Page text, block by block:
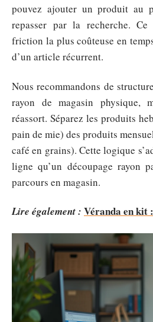
pouvez ajouter un produit au
repasser par la recherche.
friction la plus coûteuse en
d’un article récurrent.
Nous recommandons de
rayon de magasin physique,
réassort. Séparez les produits
pain de mie) des produits
café en grains). Cette logique
ligne qu’un découpage rayon
parcours en magasin.
Lire également : Véranda en kit